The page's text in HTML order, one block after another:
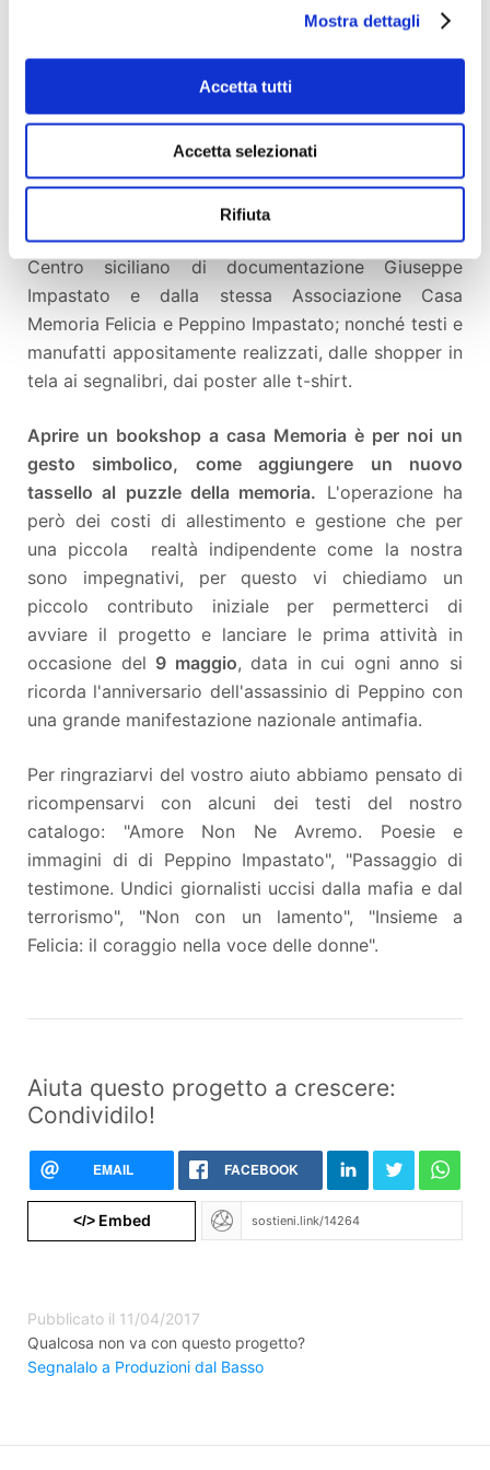
Mostra dettagli
Accetta tutti
Accetta selezionati
Rifiuta
non solo, un luogo che possa diventare punto di
All'interno del bookshop troveranno spazio non solo
i libri della nostra casa editrice - che da sempre
contraddistingue il proprio profilo per l'impegno
civile - ma anche quelli di tutti gli editori di Italia
attenti e sensibili a questi temi, quelli realizzati dal
Centro siciliano di documentazione Giuseppe
Impastato e dalla stessa Associazione Casa
Memoria Felicia e Peppino Impastato; nonché testi e
manufatti appositamente realizzati, dalle shopper in
tela ai segnalibri, dai poster alle t-shirt.
Aprire un bookshop a casa Memoria è per noi un
gesto simbolico, come aggiungere un nuovo
tassello al puzzle della memoria. L'operazione ha
però dei costi di allestimento e gestione che per
una piccola realtà indipendente come la nostra
sono impegnativi, per questo vi chiediamo un
piccolo contributo iniziale per permetterci di
avviare il progetto e lanciare le prima attività in
occasione del 9 maggio, data in cui ogni anno si
ricorda l'anniversario dell'assassinio di Peppino con
una grande manifestazione nazionale antimafia.
Per ringraziarvi del vostro aiuto abbiamo pensato di
ricompensarvi con alcuni dei testi del nostro
catalogo: "Amore Non Ne Avremo. Poesie e
immagini di di Peppino Impastato", "Passaggio di
testimone. Undici giornalisti uccisi dalla mafia e dal
terrorismo", "Non con un lamento", "Insieme a
Felicia: il coraggio nella voce delle donne".
Aiuta questo progetto a crescere:
Condividilo!
EMAIL FACEBOOK
</>Embed
Pubblicato il 11/04/2017
Qualcosa non va con questo progetto?
Segnalalo a Produzioni dal Basso